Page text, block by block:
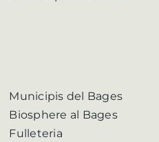
Municipis del Bages
Biosphere al Bages
Fulleteria